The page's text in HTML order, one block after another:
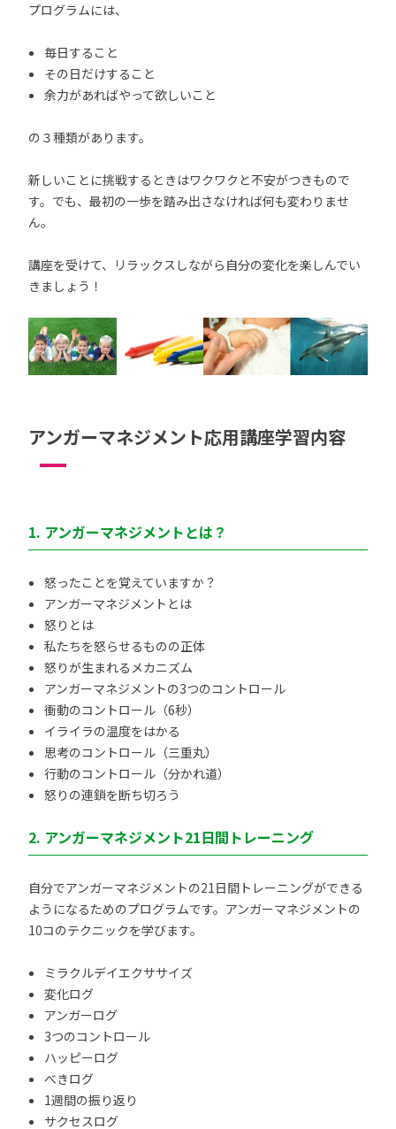
プログラムには、
毎日すること
その日だけすること
余力があればやって欲しいこと
の３種類があります。
新しいことに挑戦するときはワクワクと不安がつきもので
す。でも、最初の一歩を踏み出さなければ何も変わりませ
ん。
講座を受けて、リラックスしながら自分の変化を楽しんでい
きましょう！
アンガーマネジメント応用講座学習内容
1. アンガーマネジメントとは？
怒ったことを覚えていますか？
アンガーマネジメントとは
怒りとは
私たちを怒らせるものの正体
怒りが生まれるメカニズム
アンガーマネジメントの3つのコントロール
衝動のコントロール（6秒）
イライラの温度をはかる
思考のコントロール（三重丸）
行動のコントロール（分かれ道）
怒りの連鎖を断ち切ろう
2. アンガーマネジメント21日間トレーニング
自分でアンガーマネジメントの21日間トレーニングができる
ようになるためのプログラムです。アンガーマネジメントの
10コのテクニックを学びます。
ミラクルデイエクササイズ
変化ログ
アンガーログ
3つのコントロール
ハッピーログ
べきログ
1週間の振り返り
サクセスログ